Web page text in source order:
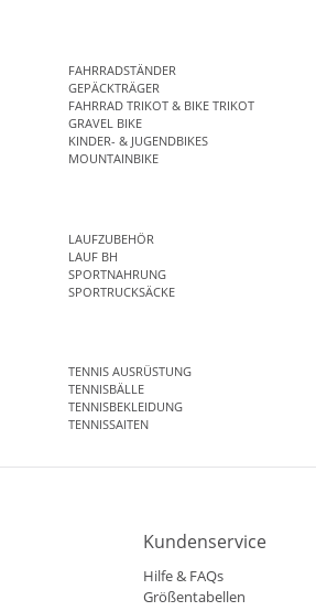
FAHRRADSTÄNDER
GEPÄCKTRÄGER
FAHRRAD TRIKOT & BIKE TRIKOT
GRAVEL BIKE
KINDER- & JUGENDBIKES
MOUNTAINBIKE
LAUFZUBEHÖR
LAUF BH
SPORTNAHRUNG
SPORTRUCKSÄCKE
TENNIS AUSRÜSTUNG
TENNISBÄLLE
TENNISBEKLEIDUNG
TENNISSAITEN
Kundenservice
Hilfe & FAQs
Größentabellen